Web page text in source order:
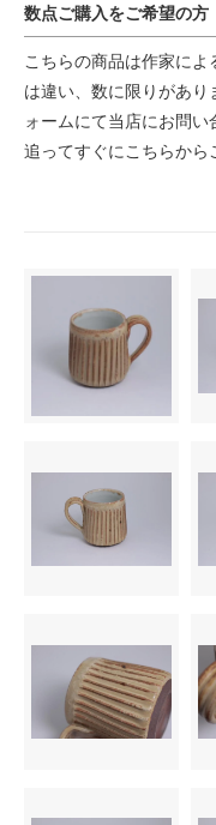
数点ご購入をご希望の方
こちらの商品は作家に
は違い、数に限りがあ
ォームにて当店にお問い
追ってすぐにこちらから